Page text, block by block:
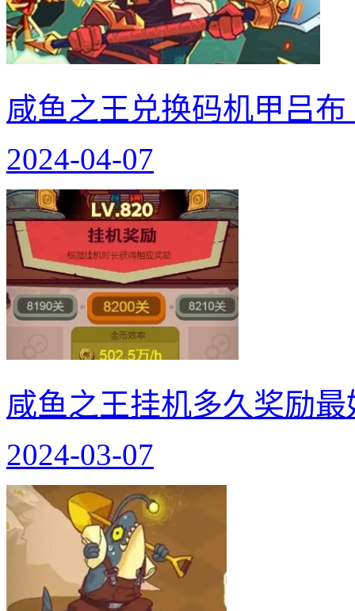
咸鱼之王兑换码机甲吕
2024-04-07
咸鱼之王挂机多久奖励
2024-03-07